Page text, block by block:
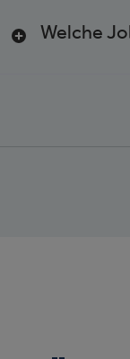
Welche